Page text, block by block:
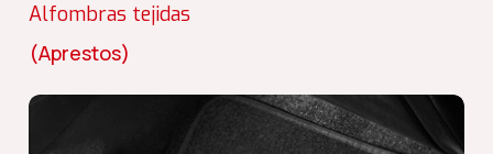
Alfombras tejidas
(Aprestos)